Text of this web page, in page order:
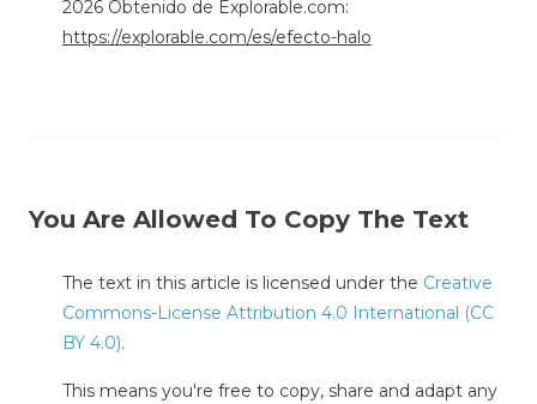
2026 Obtenido de Explorable.com:
https://explorable.com/es/efecto-halo
You Are Allowed To Copy The Text
The text in this article is licensed under the Creative
Commons-License Attribution 4.0 International (CC
BY 4.0).
This means you're free to copy, share and adapt any